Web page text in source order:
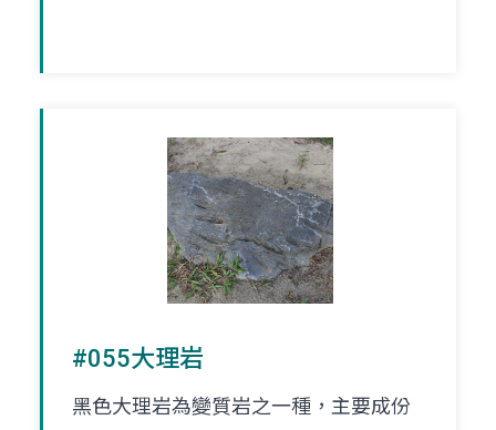
#055大理岩
黑色大理岩為變質岩之一種，主要成份